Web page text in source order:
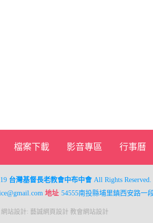
檔案下載 影音專區 行事曆
台灣基督長老教會中布中會All Rights Reserved.
地址 54555南投縣埔里鎮西安路一
網站設計: 藝誠網頁設計 教會網站設計